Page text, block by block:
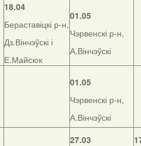
18.04
Бераставіцкі р-н,
Дз.Вінчэўскі і
Е.Майсюк
01.05
Чэрвенскі р-н,
А.Вінчэўскі
01.05
Чэрвенскі р-н,
А.Вінчэўскі
27.03